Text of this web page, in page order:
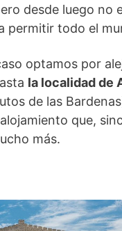
desde luego no
permitir todo el
optamos por
la localidad de
de las
que,
más.